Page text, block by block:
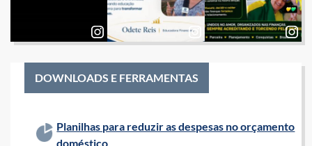
DOWNLOADS E FERRAMENTAS
Planilhas para reduzir as despesas no orçamento
doméstico